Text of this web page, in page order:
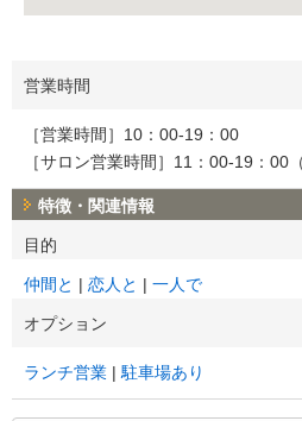
営業時間
［営業時間］10：00-19：00
［サロン営業時間］11：00-19：00
特徴・関連情報
目的
仲間と 恋人と 一人で
オプション
ランチ営業 駐車場あり